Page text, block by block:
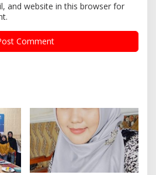
and website in this browser for